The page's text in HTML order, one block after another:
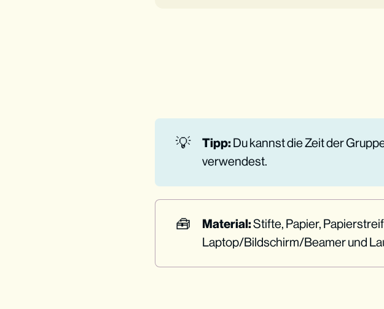
💡 Tipp: Du kannst die Zeit der
verwendest.
🧰 Material: Stifte, Papier,
Laptop/Bildschirm/Beamer und